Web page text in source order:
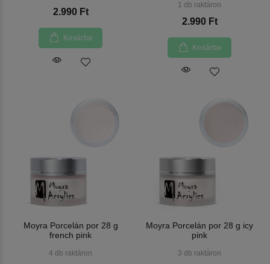
2.990 Ft
Kosárba
1 db raktáron
2.990 Ft
Kosárba
Moyra Porcelán por 28 g
french pink
4 db raktáron
Moyra Porcelán por 28 g icy
pink
3 db raktáron